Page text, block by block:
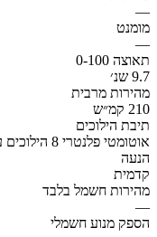
—
מומנט
—
תאוצה 0-100
9.7 שנ׳
מהירות מרבית
210 קמ״ש
תיבת הילוכים
אוטומטי פלנטרי 8 הילוכים עם תפעול אלקטרוני
הנעה
קדמית
מהירות חשמל בלבד
—
הספק מנוע חשמלי